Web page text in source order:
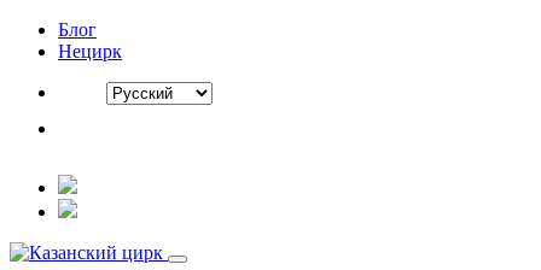
Блог
Нецирк